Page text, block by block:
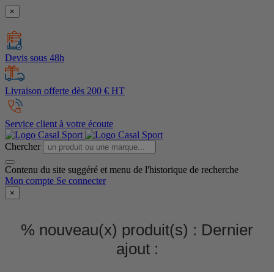
×
Devis sous 48h
Livraison offerte dès 200 € HT
Service client à votre écoute
Chercher
Contenu du site suggéré et menu de l'historique de recherche
Mon compte Se connecter
×
% nouveau(x) produit(s) : Dernier
ajout :